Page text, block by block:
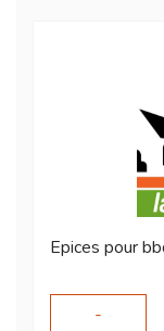
Epices pour
-